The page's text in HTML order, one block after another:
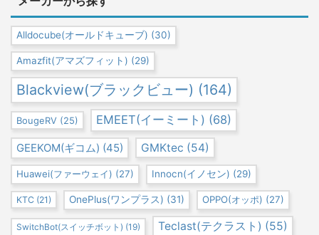
Alldocube(オールドキューブ) (30)
Amazfit(アマズフィット) (29)
Blackview(ブラックビュー) (164)
BougeRV (25) EMEET(イーミート) (68)
GEEKOM(ギコム) (45) GMKtec (54)
Huawei(ファーウェイ) (27) Innocn(イノセン) (29)
KTC (21) OnePlus(ワンプラス) (31) OPPO(オッポ) (27)
SwitchBot(スイッチボット) (19) Teclast(テクラスト) (55)